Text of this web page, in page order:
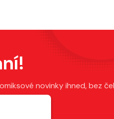
novinky ihned, bez